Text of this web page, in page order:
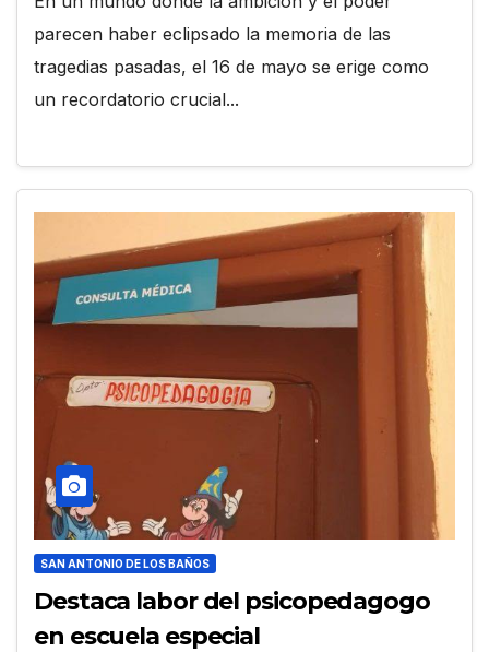
parecen haber eclipsado la memoria de las
tragedias pasadas, el 16 de mayo se erige como
un recordatorio crucial...
SAN ANTONIO DE LOS BAÑOS
Destaca labor del psicopedagogo
en escuela especial